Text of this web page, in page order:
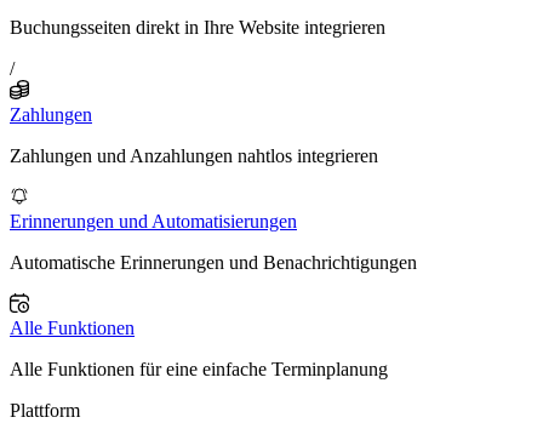
Buchungsseiten direkt in Ihre Website integrieren
/
Zahlungen
Zahlungen und Anzahlungen nahtlos integrieren
Erinnerungen und Automatisierungen
Automatische Erinnerungen und Benachrichtigungen
Alle Funktionen
Alle Funktionen für eine einfache Terminplanung
Plattform